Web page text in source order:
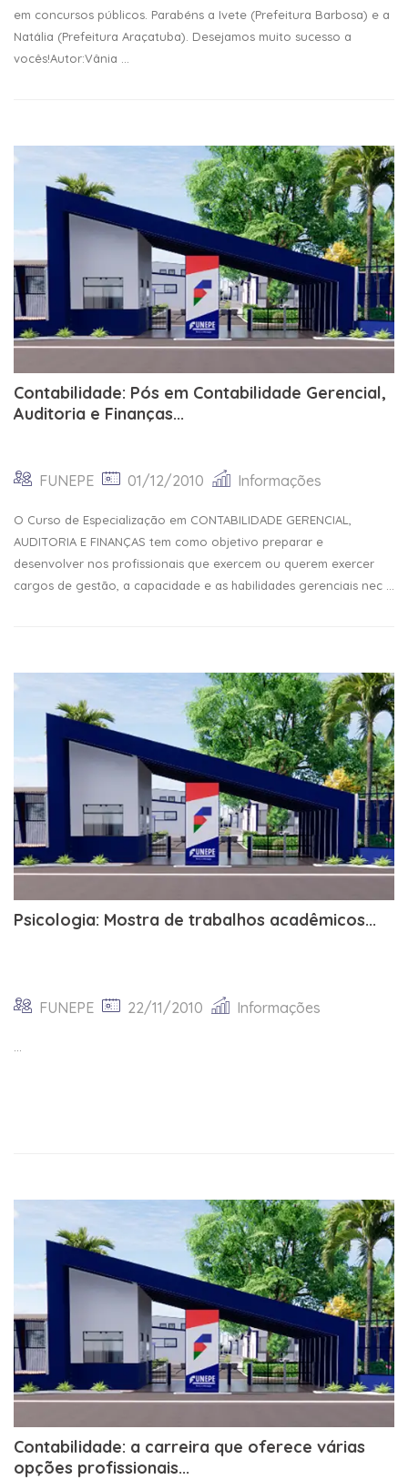
em concursos públicos. Parabéns a Ivete (Prefeitura Barbosa) e a
Natália (Prefeitura Araçatuba). Desejamos muito sucesso a
vocês!Autor:Vânia ...
Contabilidade: Pós em Contabilidade Gerencial,
Auditoria e Finanças...
FUNEPE 01/12/2010 Informações
O Curso de Especialização em CONTABILIDADE GERENCIAL,
AUDITORIA E FINANÇAS tem como objetivo preparar e
desenvolver nos profissionais que exercem ou querem exercer
cargos de gestão, a capacidade e as habilidades gerenciais nec ...
Psicologia: Mostra de trabalhos acadêmicos...
FUNEPE 22/11/2010 Informações
Contabilidade: a carreira que oferece várias
opções profissionais...